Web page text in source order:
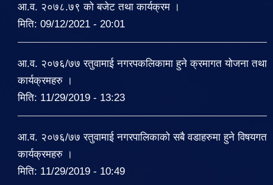
आ.व. २०७८.७९ को बजेट तथा कार्यक्रम ।
मिति: 09/12/2021 - 20:01
आ.व. २०७६/७७ रतुवामाई नगरपकलिकामा हुने क्रमागत योजना तथा
कार्यक्रमहरु ।
मिति: 11/29/2019 - 13:23
आ.व. २०७६/७७ रतुवामाई नगरपालिकाको सबै वडाहरुमा हुने विषयगत
कार्यक्रमहरु ।
मिति: 11/29/2019 - 10:49